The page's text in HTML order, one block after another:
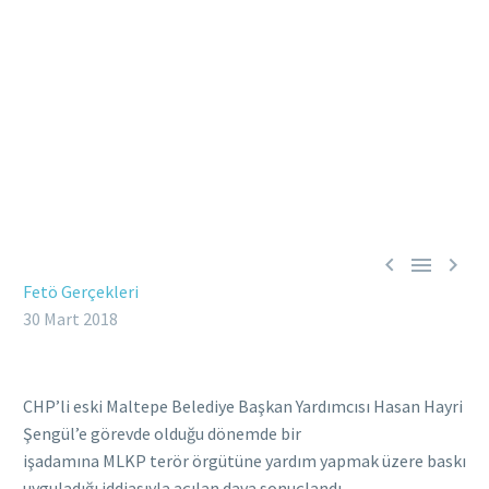
  
Fetö Gerçekleri
30 Mart 2018
CHP’li eski Maltepe Belediye Başkan Yardımcısı Hasan Hayri
Şengül’e görevde olduğu dönemde bir
işadamına MLKP terör örgütüne yardım yapmak üzere baskı